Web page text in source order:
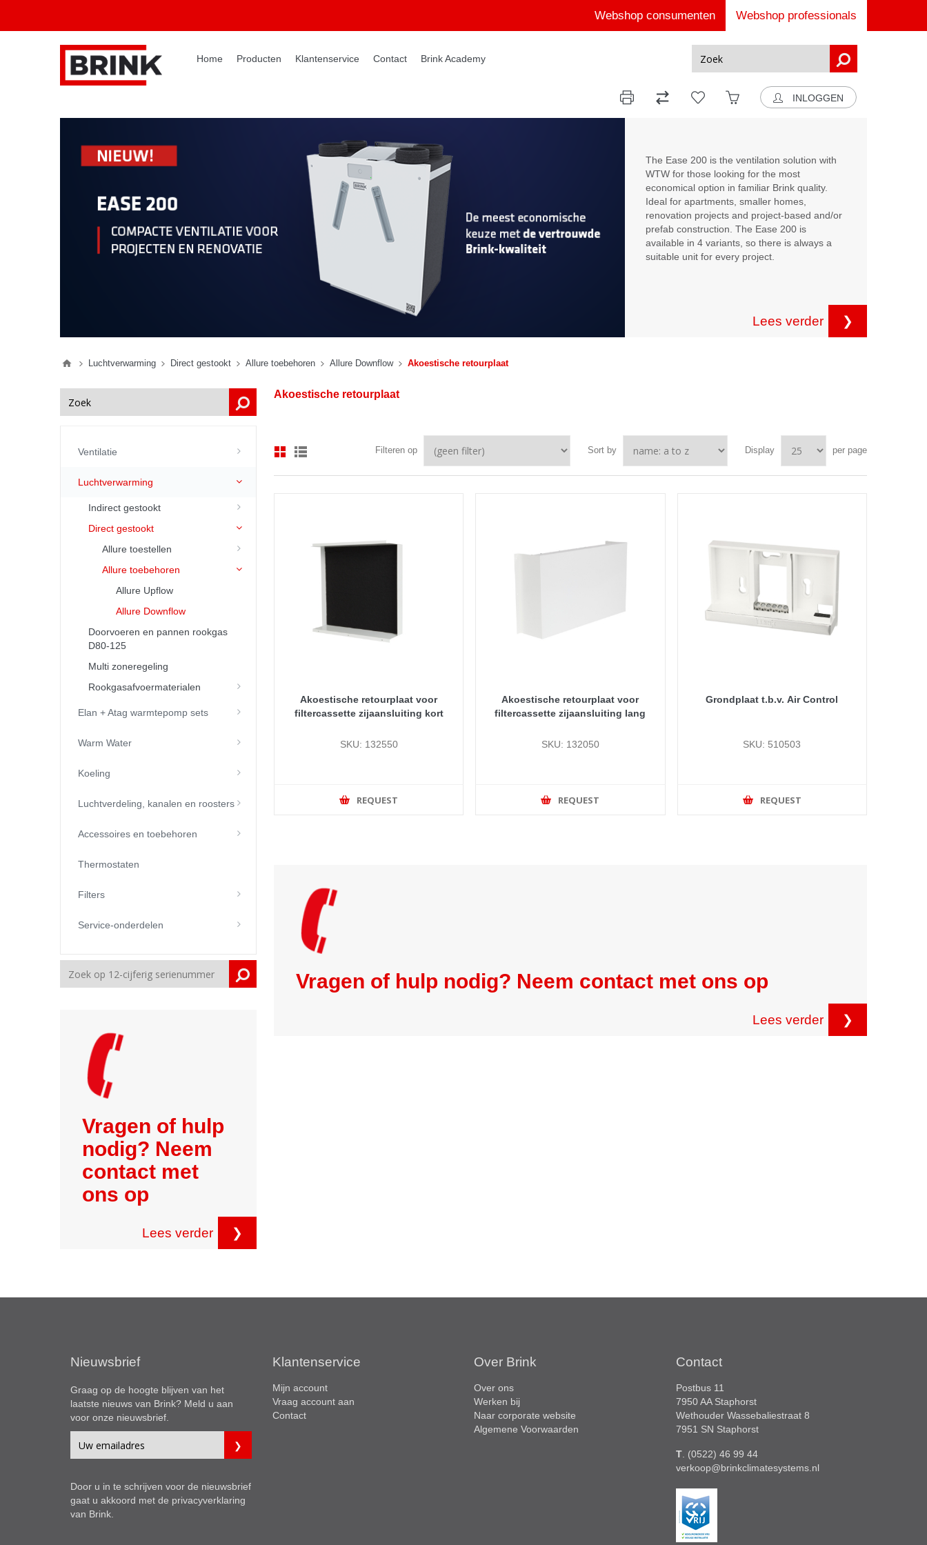
Webshop consumenten Webshop professionals
Home Producten Klantenservice Contact Brink Academy
INLOGGEN
The Ease 200 is the ventilation solution with
WTW for those looking for the most
economical option in familiar Brink quality.
Ideal for apartments, smaller homes,
renovation projects and project-based and/or
prefab construction. The Ease 200 is
available in 4 variants, so there is always a
suitable unit for every project.
Lees verder ❯
Luchtverwarming Direct gestookt Allure toebehoren Allure Downflow Akoestische retourplaat
Akoestische retourplaat
Filteren op Sort by Display per page
Akoestische retourplaat voor
filtercassette zijaansluiting kort
SKU: 132550
REQUEST
Akoestische retourplaat voor
filtercassette zijaansluiting lang
SKU: 132050
REQUEST
Grondplaat t.b.v. Air Control
SKU: 510503
REQUEST
Vragen of hulp nodig? Neem contact met ons op
Lees verder ❯
Ventilatie
Luchtverwarming
Indirect gestookt
Direct gestookt
Allure toestellen
Allure toebehoren
Allure Upflow
Allure Downflow
Doorvoeren en pannen rookgas
D80-125
Multi zoneregeling
Rookgasafvoermaterialen
Elan + Atag warmtepomp sets
Warm Water
Koeling
Luchtverdeling, kanalen en roosters
Accessoires en toebehoren
Thermostaten
Filters
Service-onderdelen
Vragen of hulp
nodig? Neem
contact met
ons op
Lees verder ❯
Nieuwsbrief
Graag op de hoogte blijven van het
laatste nieuws van Brink? Meld u aan
voor onze nieuwsbrief.
Door u in te schrijven voor de nieuwsbrief
gaat u akkoord met de privacyverklaring
van Brink.
Klantenservice
Mijn account
Vraag account aan
Contact
Over Brink
Over ons
Werken bij
Naar corporate website
Algemene Voorwaarden
Contact
Postbus 11
7950 AA Staphorst
Wethouder Wassebaliestraat 8
7951 SN Staphorst
T. (0522) 46 99 44
verkoop@brinkclimatesystems.nl